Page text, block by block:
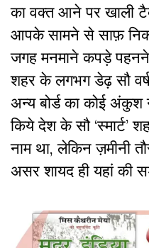
का वक्त आने पर खाली
आपके सामने से साफ़
जगह मनमाने कपड़े पहनने
शहर के लगभग डेढ़ सौ
अन्य बोर्ड का कोई अंकुश
किये देश के सौ ‘स्मार्ट’
नाम था, लेकिन ज़मीनी
असर शायद ही यहां की